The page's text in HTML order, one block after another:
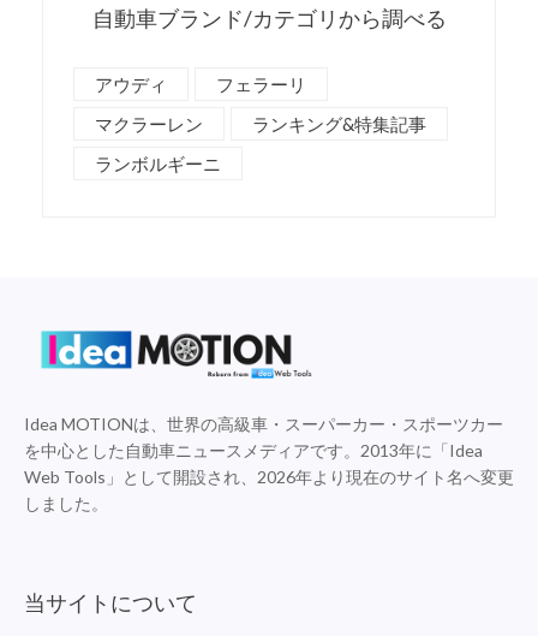
自動車ブランド/カテゴリから調べる
アウディ
フェラーリ
マクラーレン
ランキング&特集記事
ランボルギーニ
Idea MOTIONは、世界の高級車・スーパーカー・スポーツカー
を中心とした自動車ニュースメディアです。2013年に「Idea
Web Tools」として開設され、2026年より現在のサイト名へ変更
しました。
当サイトについて